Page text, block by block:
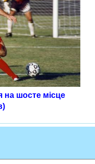
на шосте місце